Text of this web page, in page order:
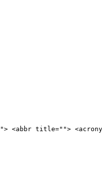
<abbr title="">